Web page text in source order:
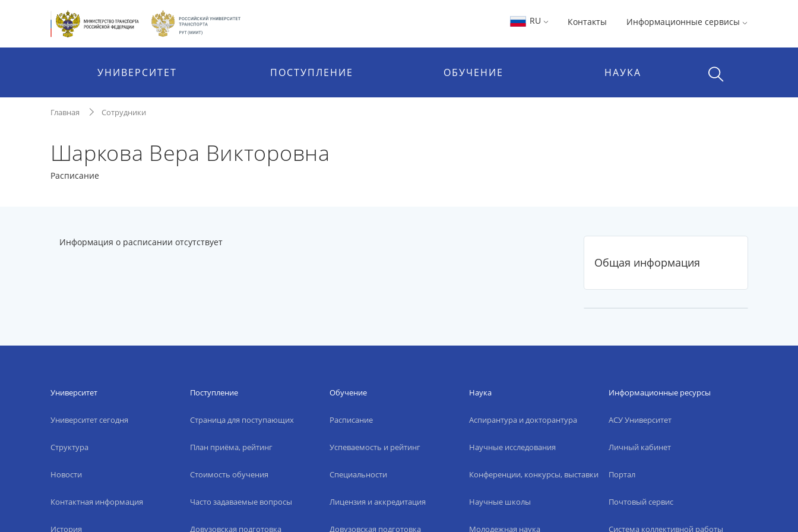
RU Контакты Информационные сервисы
УНИВЕРСИТЕТ ПОСТУПЛЕНИЕ ОБУЧЕНИЕ НАУКА
Главная Сотрудники
Шаркова Вера Викторовна
Расписание
Информация о расписании отсутствует
Общая информация
Университет
Университет сегодня
Структура
Новости
Контактная информация
История
Поступление
Страница для поступающих
План приёма, рейтинг
Стоимость обучения
Часто задаваемые вопросы
Довузовская подготовка
Обучение
Расписание
Успеваемость и рейтинг
Специальности
Лицензия и аккредитация
Довузовская подготовка
Наука
Аспирантура и докторантура
Научные исследования
Конференции, конкурсы, выставки
Научные школы
Молодежная наука
Информационные ресурсы
АСУ Университет
Личный кабинет
Портал
Почтовый сервис
Система коллективной работы